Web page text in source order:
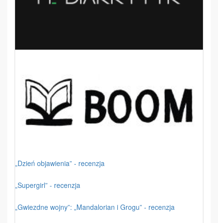
„Dzień objawienia” - recenzja
„Supergirl” - recenzja
„Gwiezdne wojny”: „Mandalorian i Grogu” - recenzja